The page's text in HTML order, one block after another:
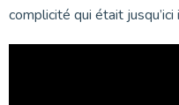
complicité qui était jusqu’ici